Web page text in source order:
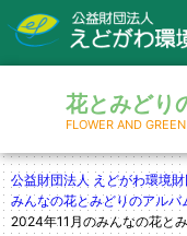
花とみどり
FLOWER AND
公益財団法人 えどがわ環境財
みんなの花とみどりのアルバ
2024年11月のみんなの花と